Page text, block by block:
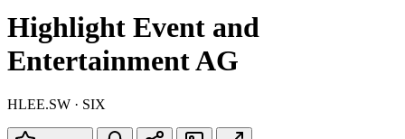
Highlight Event and
Entertainment AG
HLEE.SW · SIX